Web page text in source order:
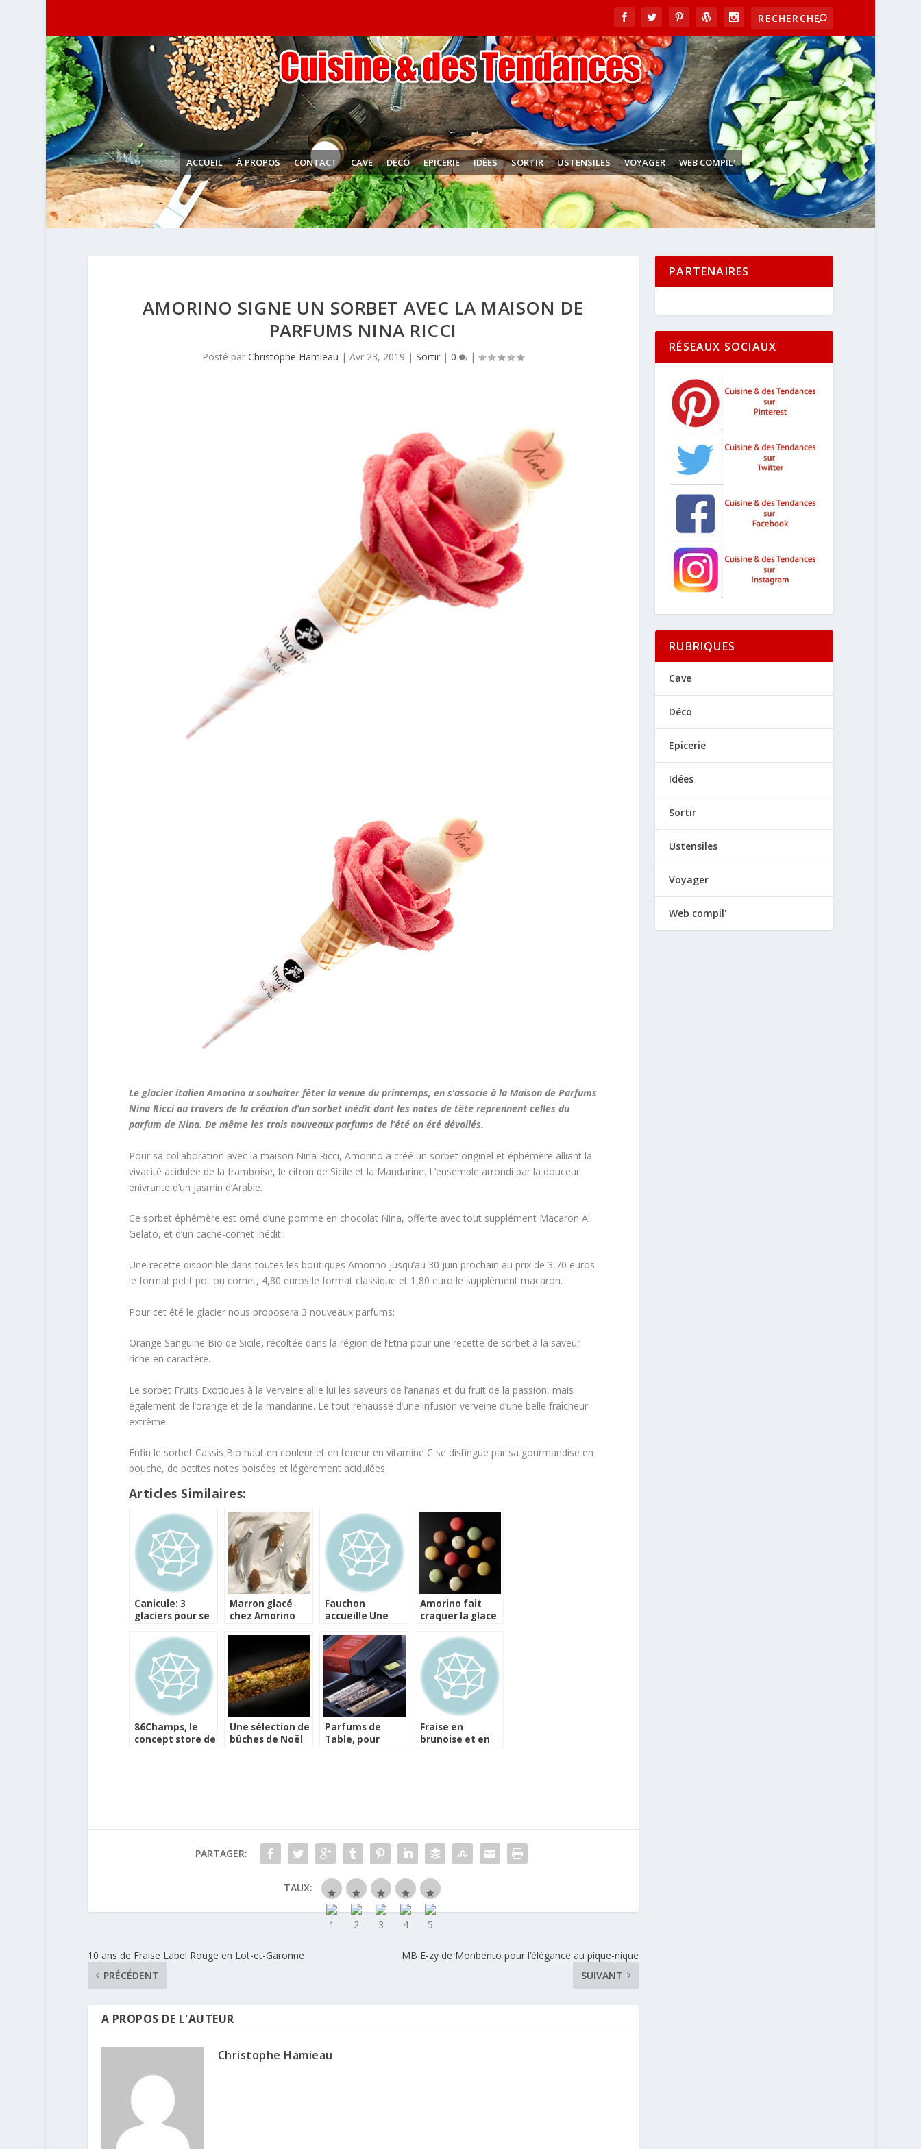
ACCUEIL À PROPOS CONTACT CAVE DÉCO EPICERIE IDÉES SORTIR USTENSILES VOYAGER WEB COMPIL'
AMORINO SIGNE UN SORBET AVEC LA MAISON DE
PARFUMS NINA RICCI
Posté parChristophe Hamieau |Avr 23, 2019 |Sortir |0 |
Le glacier italien Amorino a souhaiter fêter la venue du printemps, en s’associe à la Maison de Parfums
Nina Ricci au travers de la création d’un sorbet inédit dont les notes de tête reprennent celles du
parfum de Nina. De même les trois nouveaux parfums de l’été on été dévoilés.
Pour sa collaboration avec la maison Nina Ricci, Amorino a créé un sorbet originel et éphémère alliant la
vivacité acidulée de la framboise, le citron de Sicile et la Mandarine. L’ensemble arrondi par la douceur
enivrante d’un jasmin d’Arabie.
Ce sorbet éphémère est orné d’une pomme en chocolat Nina, offerte avec tout supplément Macaron Al
Gelato, et d’un cache-cornet inédit.
Une recette disponible dans toutes les boutiques Amorino jusqu’au 30 juin prochain au prix de 3,70 euros
le format petit pot ou cornet, 4,80 euros le format classique et 1,80 euro le supplément macaron.
Pour cet été le glacier nous proposera 3 nouveaux parfums:
Orange Sanguine Bio de Sicile, récoltée dans la région de l’Etna pour une recette de sorbet à la saveur
riche en caractère.
Le sorbet Fruits Exotiques à la Verveine allie lui les saveurs de l’ananas et du fruit de la passion, mais
également de l’orange et de la mandarine. Le tout rehaussé d’une infusion verveine d’une belle fraîcheur
extrême.
Enfin le sorbet Cassis Bio haut en couleur et en teneur en vitamine C se distingue par sa gourmandise en
bouche, de petites notes boisées et légèrement acidulées.
Articles Similaires:
Canicule: 3
glaciers pour se
gourmandise
Marron glacé
chez Amorino
Fauchon
accueille Une
sa terrasse
Miam’Vice
Amorino fait
craquer la glace
Macarons
86Champs, le
concept store de
Une sélection de
bûches de Noël
Parfums de
Table, pour
Fraise en
brunoise et en
PARTAGER:
TAUX:
10 ans de Fraise Label Rouge en Lot-et-Garonne
PRÉCÉDENT
MB E-zy de Monbento pour l’élégance au pique-nique
SUIVANT
A PROPOS DE L'AUTEUR
Christophe Hamieau
PARTENAIRES
RÉSEAUX SOCIAUX
RUBRIQUES
Cave
Déco
Epicerie
Idées
Sortir
Ustensiles
Voyager
Web compil'